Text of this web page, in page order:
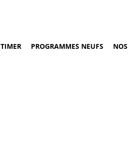
PROGRAMMES NEUFS NOS